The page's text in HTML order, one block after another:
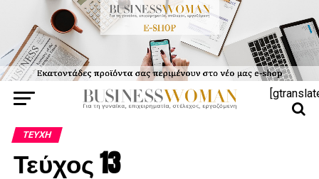
ΤΕΎΧΗ
Τεύχος 13